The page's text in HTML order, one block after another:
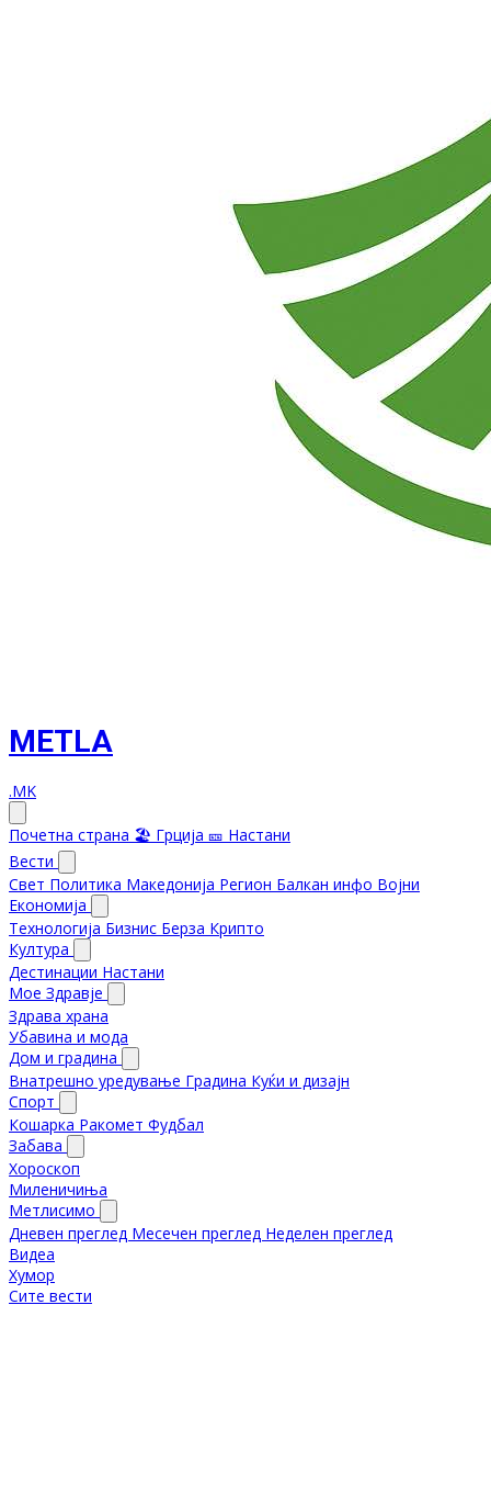
METLA
.MK
Почетна страна 🏖️ Грција 🎫 Настани
Вести
Свет Политика Македонија Регион Балкан инфо Војни
Економија
Технологија Бизнис Берза Крипто
Култура
Дестинации Настани
Мое Здравје
Здрава храна
Убавина и мода
Дом и градина
Внатрешно уредување Градина Куќи и дизајн
Спорт
Кошарка Ракомет Фудбал
Забава
Хороскоп
Миленичиња
Метлисимо
Дневен преглед Месечен преглед Неделен преглед
Видеа
Хумор
Сите вести